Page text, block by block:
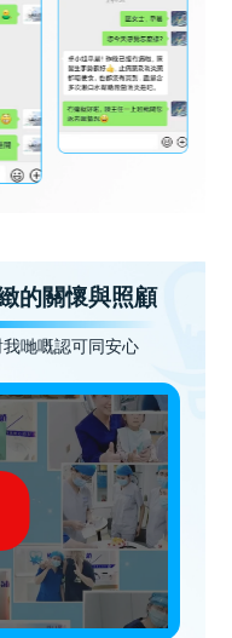
的關懷與照顧
哋嘅認可同安心